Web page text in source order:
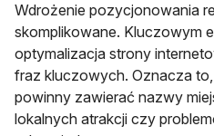
Wdrożenie pozycjonowania
skomplikowane. Kluczowym
optymalizacja strony
fraz kluczowych. Oznacza
powinny zawierać nazwy
lokalnych atrakcji czy